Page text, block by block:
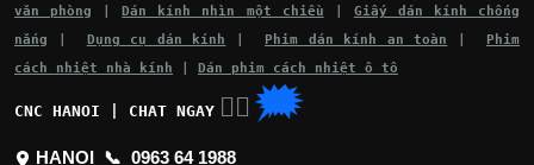
văn phòng
|Dán kính nhìn một chiều
Giấy dán kính chống
nắng
Dụng cụ dán kính Phim dán kính an toàn
Phim
cách nhiệt nhà kính
Dán phim cách nhiệt ô tô
CNC HANOI | CHAT NGAY 👉🏽 🗯
HANOI 📞 0963 64 1988